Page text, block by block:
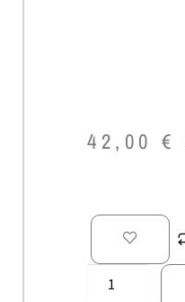
42,00 €